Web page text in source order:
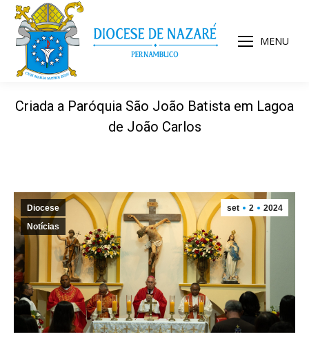
MENU
Criada a Paróquia São João Batista em Lagoa
de João Carlos
set 2 2024
Diocese
Notícias